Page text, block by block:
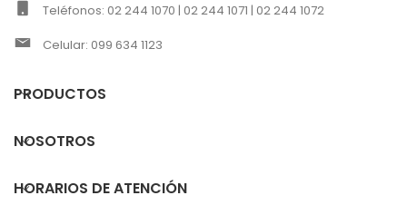
Teléfonos: 02 244 1070 | 02 244 1071 | 02 244 1072
Celular: 099 634 1123
PRODUCTOS
NOSOTROS
HORARIOS DE ATENCIÓN